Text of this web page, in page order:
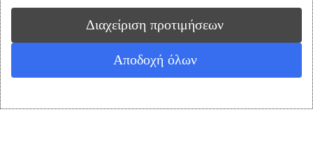
IBAN: GR3602604620000410200675654
0
ΛΟΓΑΡΙΑΣΜΟΣ ΜΟΥ
Διαχείριση προτιμήσεων
Αποδοχή όλων